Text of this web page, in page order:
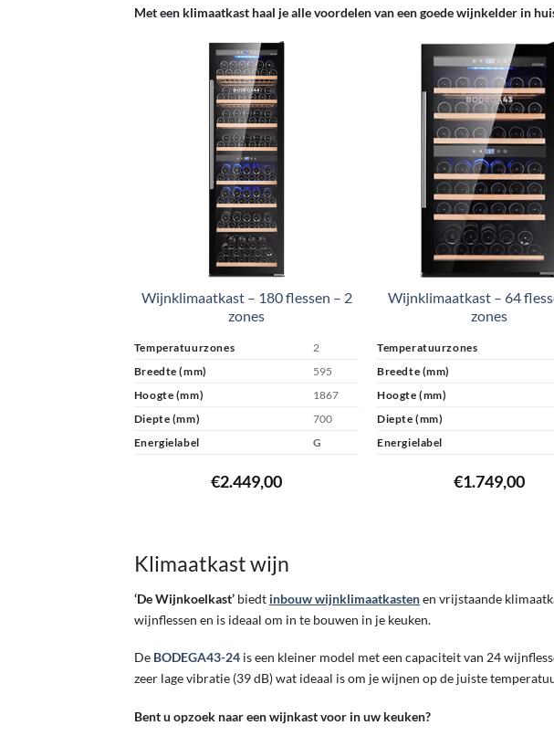
Met een klimaatkast haal je alle voordelen van een goede wijnkelder in
Wijnklimaatkast – 180 flessen – 2
zones
Temperatuurzones
2
Breedte (mm)
595
Hoogte (mm)
1867
Diepte (mm)
700
Energielabel
G
€2.449,00
Wijnklimaatkast – 64
zones
Temperatuurzones
Breedte (mm)
Hoogte (mm)
Diepte (mm)
Energielabel
€1.749,00
Klimaatkast wijn
‘De Wijnkoelkast’ biedt inbouw wijnklimaatkastenen vrijstaande
wijnflessen en is ideaal om in te bouwen in je keuken.
De BODEGA43-24 is een kleiner model met een capaciteit van 24
zeer lage vibratie (39 dB) wat ideaal is om je wijnen op de juiste
Bent u opzoek naar een wijnkast voor in uw keuken?